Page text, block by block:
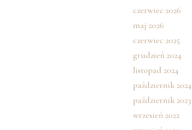
czerwiec 2026
maj 2026
czerwiec 2025
grudzień 2024
listopad 2024
październik 2024
październik 2023
wrzesień 2022